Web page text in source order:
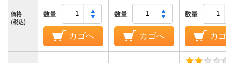
価格
(税込)
数量
カゴへ
数量
カゴへ
数量
カ